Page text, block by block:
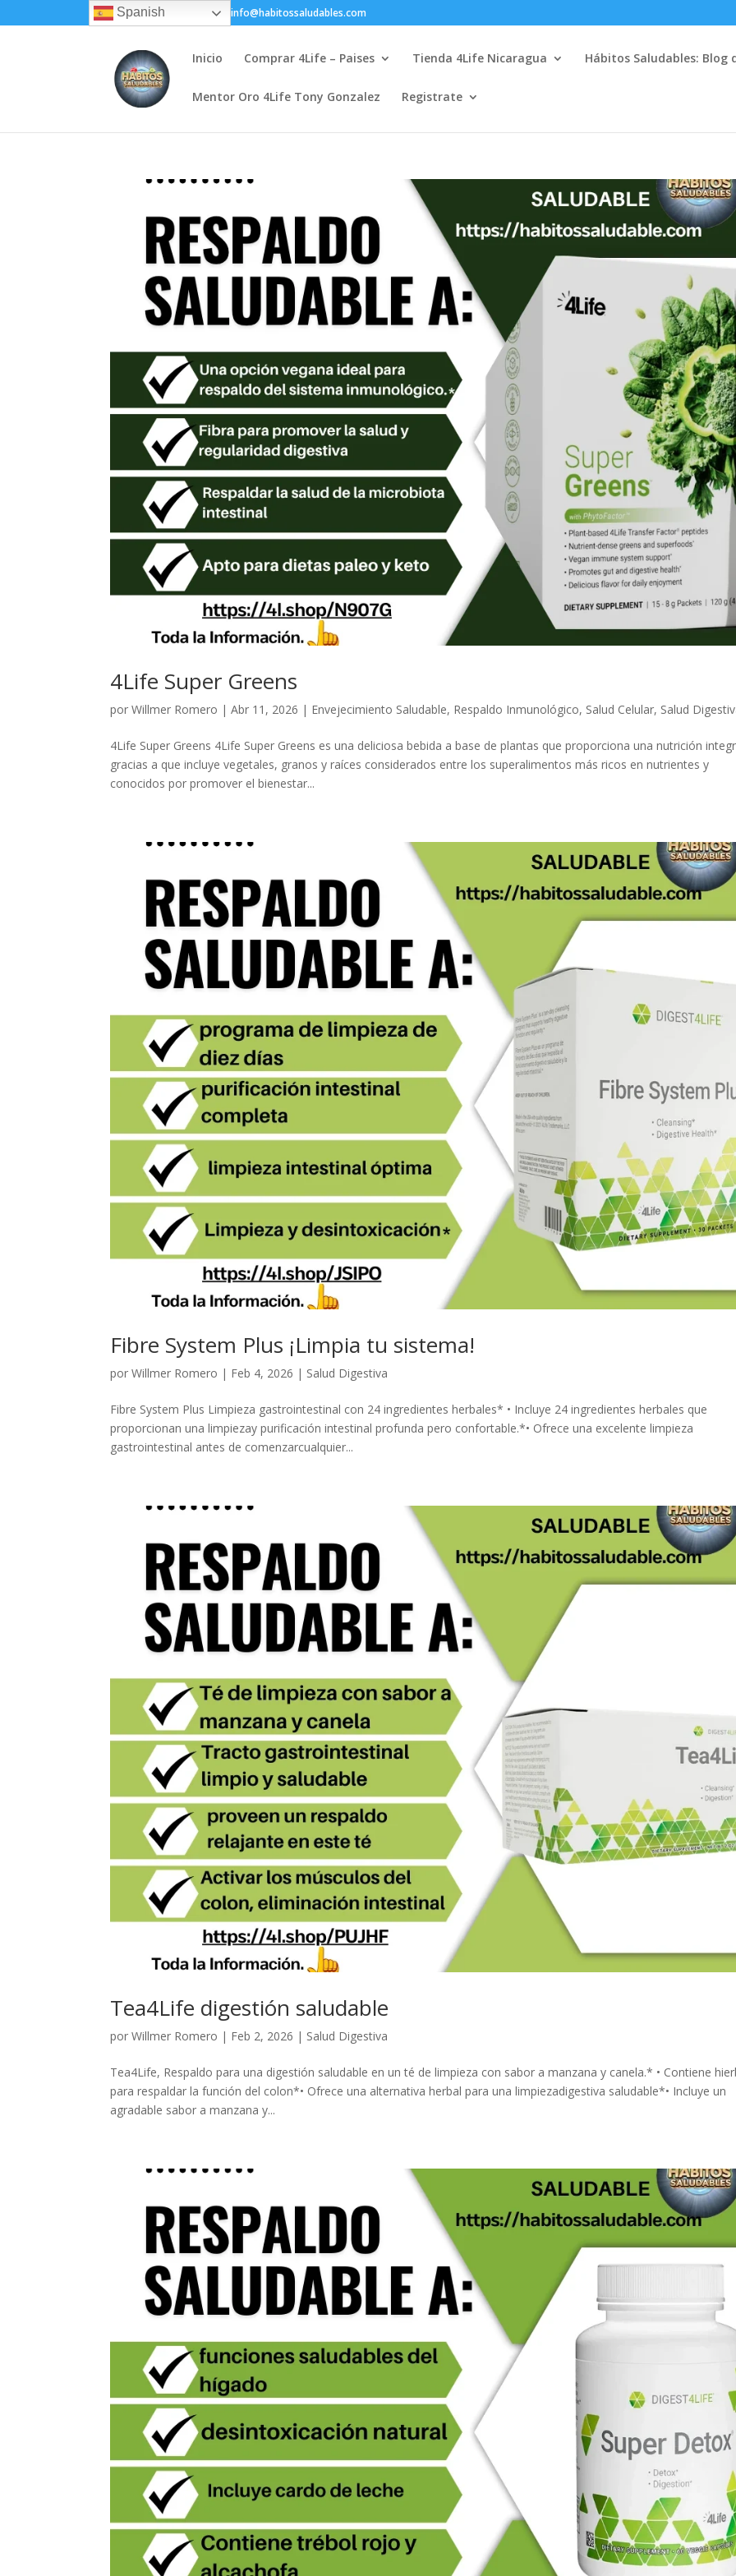
+(505) 8200-1450 info@habitossaludables.com
Inicio Comprar 4Life – Paises Tienda 4Life Nicaragua Hábitos Saludables: Blog
Mentor Oro 4Life Tony Gonzalez Registrate
4Life Super Greens
porWillmer Romero |Abr 11, 2026 | Envejecimiento Saludable, Respaldo Inmunológico, Salud Celular, Salud
4Life Super Greens 4Life Super Greens es una deliciosa bebida a base de plantas que proporciona una nutrición
gracias a que incluye vegetales, granos y raíces considerados entre los superalimentos más ricos en nutrientes y
conocidos por promover el bienestar...
Fibre System Plus ¡Limpia tu sistema!
porWillmer Romero | Feb 4, 2026 | Salud Digestiva
Fibre System Plus Limpieza gastrointestinal con 24 ingredientes herbales* • Incluye 24 ingredientes herbales que
proporcionan una limpiezay purificación intestinal profunda pero confortable.*• Ofrece una excelente limpieza
gastrointestinal antes de comenzarcualquier...
Tea4Life digestión saludable
porWillmer Romero | Feb 2, 2026 | Salud Digestiva
Tea4Life, Respaldo para una digestión saludable en un té de limpieza con sabor a manzana y canela.* • Contiene
para respaldar la función del colon*• Ofrece una alternativa herbal para una limpiezadigestiva saludable*• Incluye un
agradable sabor a manzana y...
Spanish